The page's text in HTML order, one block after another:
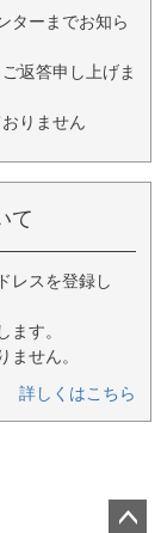
ターまでお知ら
返答申し上げま
りません
て
レスを登録し
す。
せん。
詳しくはこちら